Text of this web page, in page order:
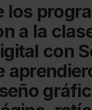
los
a la
con